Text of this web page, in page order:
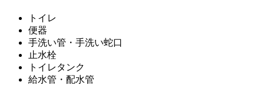
トイレ
便器
手洗い管・手洗い蛇口
止水栓
トイレタンク
給水管・配水管